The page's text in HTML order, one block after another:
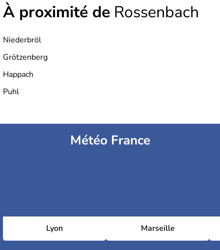
À proximité de Rossenbach
Niederbröl
Grötzenberg
Happach
Puhl
Météo France
Lyon Marseille